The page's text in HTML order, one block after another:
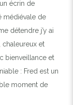
écrin de
médiévale de
détendre j’y ai
chaleureux et
bienveillance et
: Fred est un
moment de